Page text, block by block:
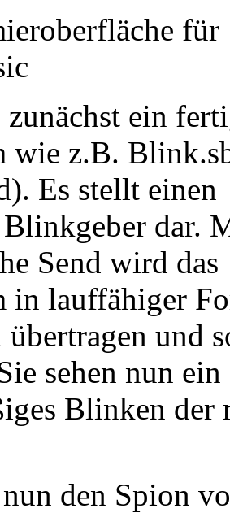
für
ein
wie z.B.
Es stellt einen
dar.
Send wird das
in lauffähiger
übertragen und
sehen nun ein
Blinken der
den Spion